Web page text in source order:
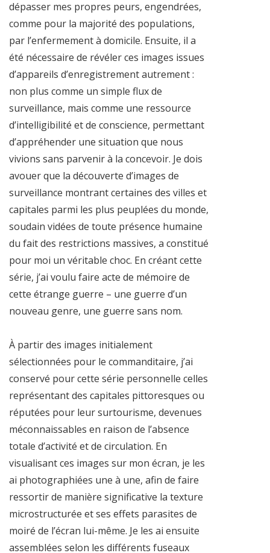
dépasser mes propres peurs, engendrées,
comme pour la majorité des populations,
par l’enfermement à domicile. Ensuite, il a
été nécessaire de révéler ces images issues
d’appareils d’enregistrement autrement :
non plus comme un simple flux de
surveillance, mais comme une ressource
d’intelligibilité et de conscience, permettant
d’appréhender une situation que nous
vivions sans parvenir à la concevoir. Je dois
avouer que la découverte d’images de
surveillance montrant certaines des villes et
capitales parmi les plus peuplées du monde,
soudain vidées de toute présence humaine
du fait des restrictions massives, a constitué
pour moi un véritable choc. En créant cette
série, j’ai voulu faire acte de mémoire de
cette étrange guerre – une guerre d’un
nouveau genre, une guerre sans nom.
À partir des images initialement
sélectionnées pour le commanditaire, j’ai
conservé pour cette série personnelle celles
représentant des capitales pittoresques ou
réputées pour leur surtourisme, devenues
méconnaissables en raison de l’absence
totale d’activité et de circulation. En
visualisant ces images sur mon écran, je les
ai photographiées une à une, afin de faire
ressortir de manière significative la texture
microstructurée et ses effets parasites de
moiré de l’écran lui-même. Je les ai ensuite
assemblées selon les différents fuseaux